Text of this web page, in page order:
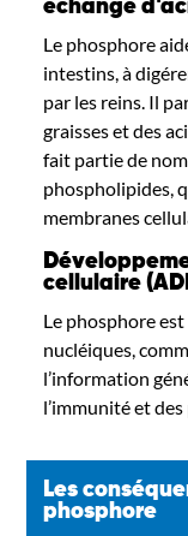
échange
Le phosphore
intestins, à
par les reins. Il
graisses et des
fait partie de
phospholipides,
membranes
cellulaire
Le phosphore
nucléiques,
l’information
l’immunité et
Les
phosphore